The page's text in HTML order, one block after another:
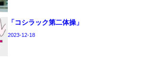
「コシラック第二体操」
2023-12-18